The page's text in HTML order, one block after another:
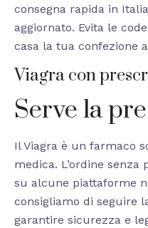
consegna rapida in
aggiornato. Evita le
casa la tua confezione
Viagra con
Serve la
Il Viagra è un farmaco
medica. L’ordine senza
su alcune piattaforme
consigliamo di seguire
garantire sicurezza e